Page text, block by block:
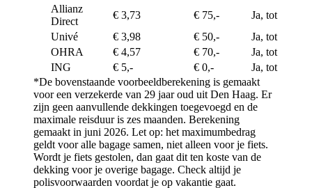
Allianz
Direct
€ 3,73 € 75,-
Ja, tot €
Univé
€ 3,98 € 50,-
Ja, tot €
OHRA
€ 4,57 € 70,-
Ja, tot €
ING
€ 5,- € 0,-
Ja, tot €
*De bovenstaande voorbeeldberekening is gemaakt
voor een verzekerde van 29 jaar oud uit Den Haag. Er
zijn geen aanvullende dekkingen toegevoegd en de
maximale reisduur is zes maanden. Berekening
gemaakt in juni 2026. Let op: het maximumbedrag
geldt voor alle bagage samen, niet alleen voor je fiets.
Wordt je fiets gestolen, dan gaat dit ten koste van de
dekking voor je overige bagage. Check altijd je
polisvoorwaarden voordat je op vakantie gaat.